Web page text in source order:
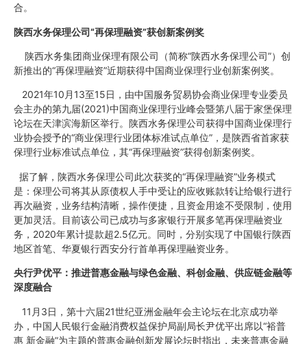
合。
陕西水务保理公司“再保理融资”获创新案例奖
陕西水务集团商业保理有限公司（简称“陕西水务保理公司”）创
新推出的“再保理融资”近期获得中国商业保理行业创新案例奖。
2021年10月13至15日，由中国服务贸易协会商业保理专业委员
会主办的第九届(2021)中国商业保理行业峰会暨第八届于家堡保理
论坛在天津滨海新区举行。陕西水务保理公司获得中国商业保理行
业协会授予的“商业保理行业团体标准试点单位”，是陕西省首家获
保理行业标准试点单位，其“再保理融资”获得创新案例奖。
据了解，陕西水务保理公司此次获奖的“再保理融资”业务模式
是：保理公司将其从原债权人手中受让的应收账款转让给银行进行
再次融资，业务结构清晰，操作便捷，且资金用途不受限制，使用
更加灵活。目前该公司已成功与多家银行开展多笔再保理融资业
务，2020年累计提款超2.5亿元。同时，分别实现了中国银行陕西
地区首笔、华夏银行西安分行首单再保理融资业务。
央行尹优平：推进普惠金融与绿色金融、科创金融、供应链金融等
深度融合
11月3日，第十六届21世纪亚洲金融年会主论坛在北京成功举
办，中国人民银行金融消费权益保护局副局长尹优平出席以“裕普
惠 新金融”为主题的普惠金融创新发展论坛时指出，未来普惠金融